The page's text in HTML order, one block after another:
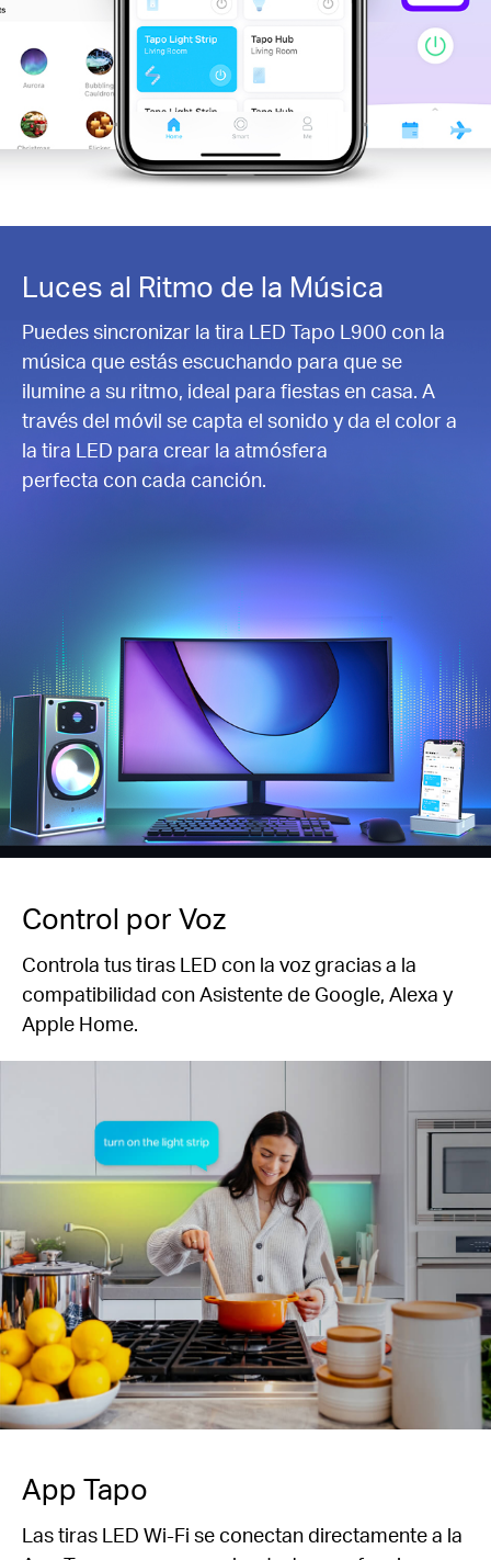
Luces al Ritmo de la Música
Puedes sincronizar la tira LED Tapo L900 con la
música que estás escuchando para que se
ilumine a su ritmo, ideal para fiestas en casa. A
través del móvil se capta el sonido y da el color a
la tira LED para crear la atmósfera
perfecta con cada canción.
Control por Voz
Controla tus tiras LED con la voz gracias a la
compatibilidad con Asistente de Google, Alexa y
Apple Home.
App Tapo
Las tiras LED Wi-Fi se conectan directamente a la